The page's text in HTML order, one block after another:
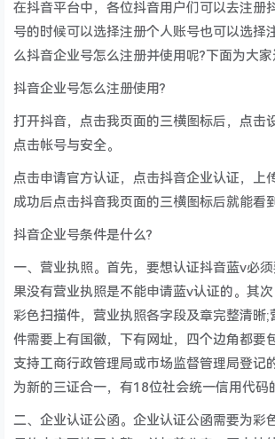
在抖音平台中，各位抖音用户们可以去注册
号的时候可以选择注册个人账号也可以选择
么抖音企业号怎么注册并使用呢?下面为大家
抖音企业号怎么注册使用?
打开抖音，点击我页面的三横图标后，点击
点击帐号与安全。
点击申请官方认证，点击抖音企业认证，上
成功后点击抖音我页面的三横图标后就能看
抖音企业号条件是什么?
一、营业执照。首先，要想认证抖音蓝v必
果没有营业执照是不能申请蓝v认证的。其
彩色扫描件，营业执照各字段及章完整清晰;
件需要上有国徽，下有网址，四个边角都要
支持工商行政管理局或市场监督管理局登记
为新的三证合一，有18位社会统一信用代码
二、企业认证公函。企业认证公函需要为彩